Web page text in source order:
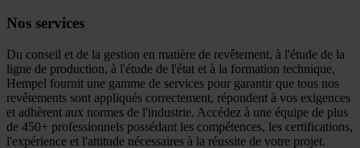
Nos services
Du conseil et de la gestion en matière de revêtement, à l'étude de la
ligne de production, à l'étude de l'état et à la formation technique,
Hempel fournit une gamme de services pour garantir que tous nos
revêtements sont appliqués correctement, répondent à vos exigences
et adhèrent aux normes de l'industrie. Accédez à une équipe de plus
de 450+ professionnels possédant les compétences, les certifications,
l'expérience et l'attitude nécessaires à la réussite de votre projet.